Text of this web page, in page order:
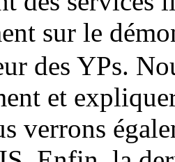
sur le
des YPs.
et
verrons